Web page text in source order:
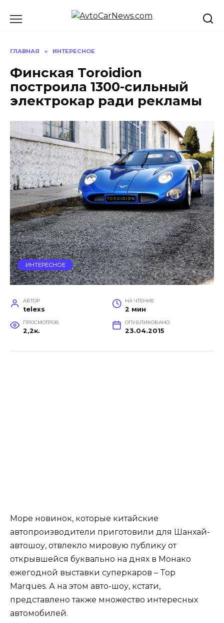
ГЛАВНАЯ » ИНТЕРЕСНОЕ
Финская Toroidion
построила 1300-сильный
электрокар ради рекламы
ИНТЕРЕСНОЕ
АВТОР
telexs
НА ЧТЕНИЕ
2 мин
ПРОСМОТРОВ
2,2к.
ОПУБЛИКОВАНО
23.04.2015
Море новинок, которые китайские
автопроизводители приготовили для Шанхай-
автошоу, отвлекло мировую публику от
открывшейся буквально на днях в Монако
ежегодной выставки суперкаров – Top
Marques. А на этом авто-шоу, кстати,
представлено также множество интересных
автомобилей.